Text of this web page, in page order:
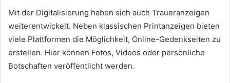
Mit der Digitalisierung haben sich auch Traueranzeigen
weiterentwickelt. Neben klassischen Printanzeigen bieten
viele Plattformen die Möglichkeit, Online-Gedenkseiten zu
erstellen. Hier können Fotos, Videos oder persönliche
Botschaften veröffentlicht werden.